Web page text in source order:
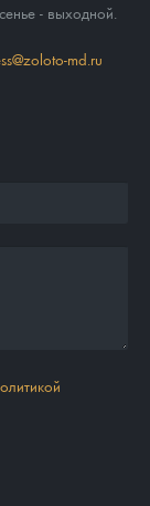
- выходной.
md.ru